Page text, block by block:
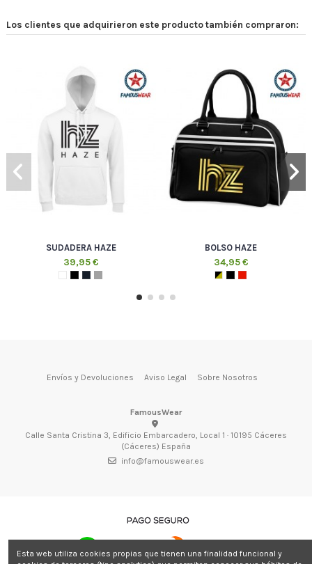
Los clientes que adquirieron este producto también compraron:
SUDADERA HAZE
39,95 €
BOLSO HAZE
34,95 €
Envíos y Devoluciones Aviso Legal Sobre Nosotros
FamousWear
Calle Santa Cristina 3, Edificio Embarcadero, Local 1 · 10195 Cáceres
(Cáceres) España
info@famouswear.es
Esta web utiliza cookies propias que tienen una finalidad funcional y